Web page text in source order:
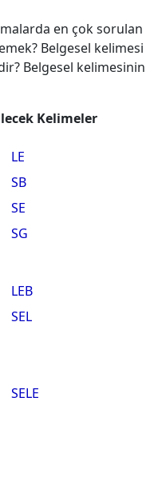
en çok sorulan
Belgesel kelimesi
Belgesel kelimesinin
Kelimeler
LE
SB
SE
SG
LEB
SEL
SELE